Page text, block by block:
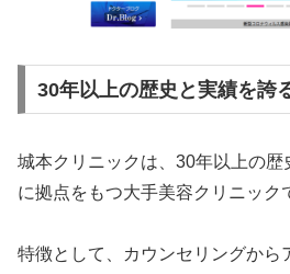
30年以上の歴史と実績を誇
城本クリニックは、30年以上の歴
に拠点をもつ大手美容クリニック
特徴として、カウンセリングから